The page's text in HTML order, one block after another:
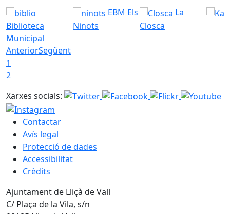
Biblioteca
Municipal
EBM Els
Ninots
La
Closca
AnteriorSegüent
1
2
Xarxes socials:
Contactar
Avís legal
Protecció de dades
Accessibilitat
Crèdits
Ajuntament de Lliçà de Vall
C/ Plaça de la Vila, s/n